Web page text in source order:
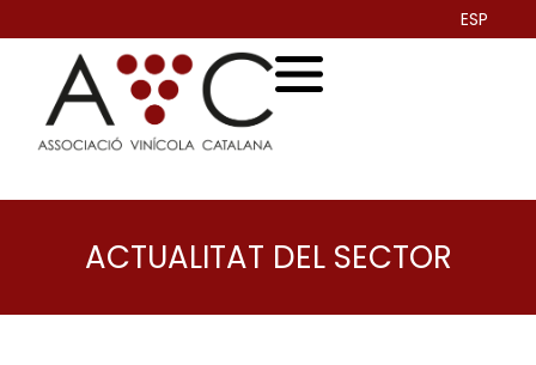
ESP
ACTUALITAT DEL SECTOR